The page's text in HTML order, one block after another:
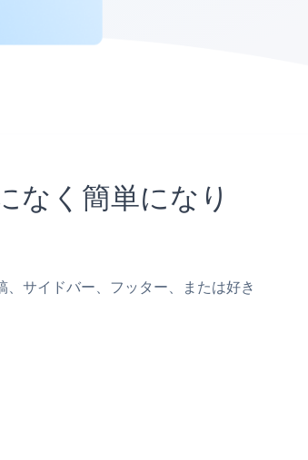
く簡単になり
サイドバー、フッター、または好き